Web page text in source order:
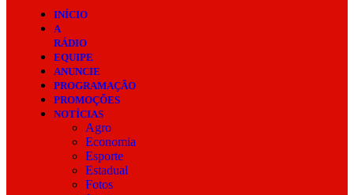
INÍCIO
A
RÁDIO
EQUIPE
ANUNCIE
PROGRAMAÇÃO
PROMOÇÕES
NOTÍCIAS
Agro
Economia
Esporte
Estadual
Fotos